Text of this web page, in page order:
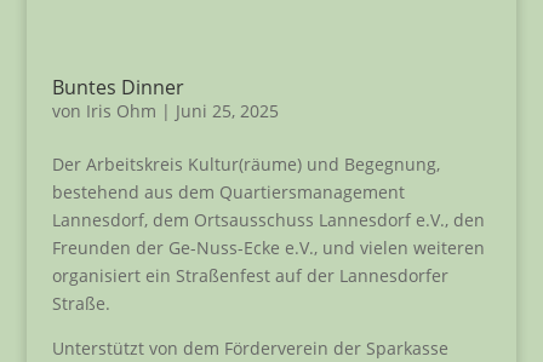
Buntes Dinner
von Iris Ohm | Juni 25, 2025
Der Arbeitskreis Kultur(räume) und Begegnung,
bestehend aus dem Quartiersmanagement
Lannesdorf, dem Ortsausschuss Lannesdorf e.V., den
Freunden der Ge-Nuss-Ecke e.V., und vielen weiteren
organisiert ein Straßenfest auf der Lannesdorfer
Straße.
Unterstützt von dem Förderverein der Sparkasse